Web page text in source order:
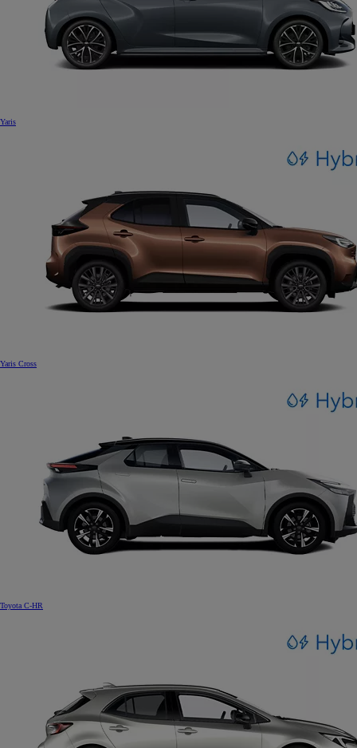
Yaris
Yaris Cross
Toyota C-HR